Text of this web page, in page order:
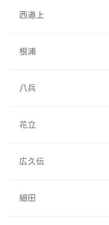
西道上
根浦
八兵
花立
広久伝
細田